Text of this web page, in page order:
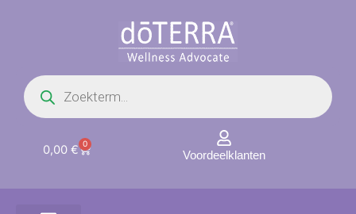
Producten
zoeken
0,00 € 0
Winkelwagen Voordeelklanten